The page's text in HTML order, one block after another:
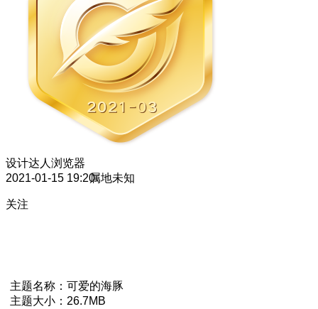
设计达人 浏览器
2021-01-15 19:20属地未知
关注
主题名称：可爱的海豚
主题大小：26.7MB